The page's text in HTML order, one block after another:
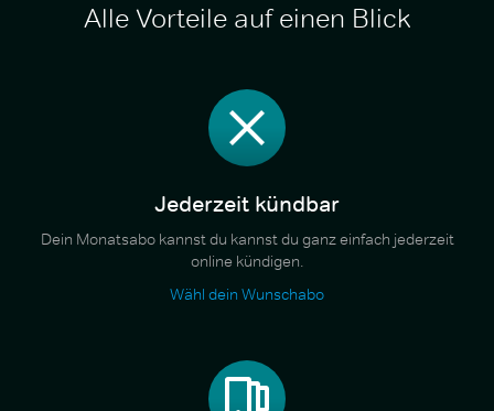
Alle Vorteile auf einen Blick
Jederzeit kündbar
Dein Monatsabo kannst du kannst du ganz einfach jederzeit
online kündigen.
Wähl dein Wunschabo